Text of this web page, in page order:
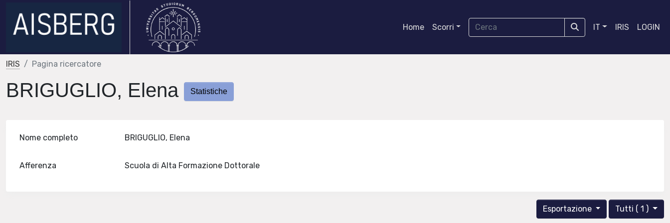
Home Scorri IT IRIS LOGIN
IRIS Pagina ricercatore
BRIGUGLIO, Elena Statistiche
Nome completo BRIGUGLIO, Elena
Afferenza Scuola di Alta Formazione Dottorale
Tutti ( 1 )
Esportazione